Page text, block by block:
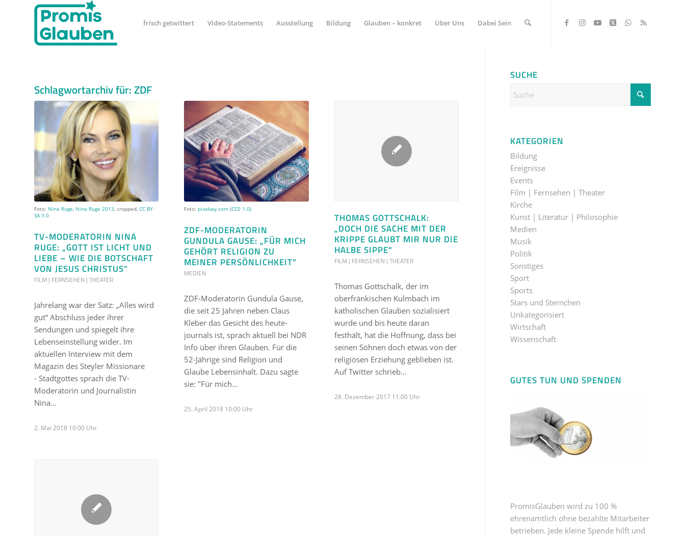
frisch getwittert Video-Statements Ausstellung Bildung Glauben – konkret Über Uns Dabei Sein
Schlagwortarchiv für:ZDF
Foto: Nina Ruge, Nina Ruge 2013, cropped, CC BY-
SA 3.0
TV-MODERATORIN NINA
RUGE: „GOTT IST LICHT UND
LIEBE – WIE DIE BOTSCHAFT
VON JESUS CHRISTUS“
FILM | FERNSEHEN | THEATER
Jahrelang war der Satz: „Alles wird
gut“ Abschluss jeder ihrer
Sendungen und spiegelt ihre
Lebenseinstellung wider. Im
aktuellen Interview mit dem
Magazin des Steyler Missionare
- Stadtgottes sprach die TV-
Moderatorin und Journalistin
Nina…
2. Mai 2018 10:00 Uhr
Foto:pixabay.com (CC0 1.0)
ZDF-MODERATORIN
GUNDULA GAUSE: „FÜR MICH
GEHÖRT RELIGION ZU
MEINER PERSÖNLICHKEIT“
MEDIEN
ZDF-Moderatorin Gundula Gause,
die seit 25 Jahren neben Claus
Kleber das Gesicht des heute-
journals ist, sprach aktuell bei NDR
Info über ihren Glauben. Für die
52-Jährige sind Religion und
Glaube Lebensinhalt. Dazu sagte
sie: "Für mich…
25. April 2018 10:00 Uhr
THOMAS GOTTSCHALK:
„DOCH DIE SACHE MIT DER
KRIPPE GLAUBT MIR NUR DIE
HALBE SIPPE“
FILM | FERNSEHEN | THEATER
Thomas Gottschalk, der im
oberfränkischen Kulmbach im
katholischen Glauben sozialisiert
wurde und bis heute daran
festhält, hat die Hoffnung, dass bei
seinen Söhnen doch etwas von der
religiösen Erziehung geblieben ist.
Auf Twitter schrieb…
28. Dezember 2017 11:00 Uhr
SUCHE
KATEGORIEN
Bildung
Ereignisse
Events
Film | Fernsehen | Theater
Kirche
Kunst | Literatur | Philosophie
Medien
Musik
Politik
Sonstiges
Sport
Sports
Stars und Sternchen
Unkategorisiert
Wirtschaft
Wissenschaft
GUTES TUN UND SPENDEN
PromisGlauben wird zu 100 %
ehrenamtlich ohne bezahlte Mitarbeiter
betrieben. Jede kleine Spende hilft und